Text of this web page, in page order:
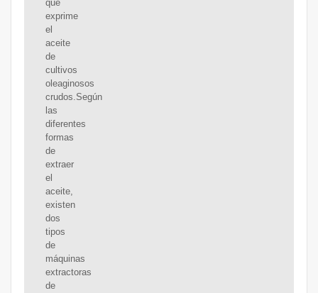
que
exprime
el
aceite
de
cultivos
oleaginosos
crudos.Según
las
diferentes
formas
de
extraer
el
aceite,
existen
dos
tipos
de
máquinas
extractoras
de